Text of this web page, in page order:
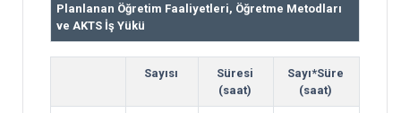
Planlanan Öğretim Faaliyetleri, Öğretme Metodları
ve AKTS İş Yükü
Sayısı
Süresi
(saat)
Sayı*Süre
(saat)